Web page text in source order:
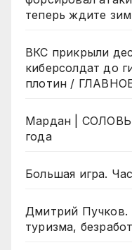
теперь ждите
ВКС прикрыли
киберсолдат до
плотин /
Мардан |
года
Большая игра.
Дмитрий Пучков.
туризма,